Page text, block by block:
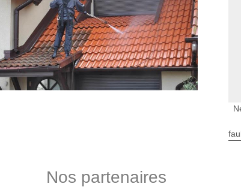
de couverture puis laisser reposer avant de rincer
Nos partenaires